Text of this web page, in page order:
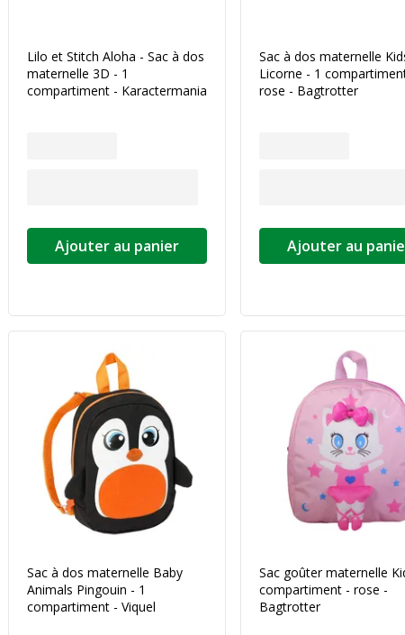
Lilo et Stitch Aloha - Sac à dos
maternelle 3D - 1
compartiment - Karactermania
Ajouter au panier
Sac à dos maternelle
Licorne - 1
rose - Bagtrotter
Ajouter au
Sac à dos maternelle Baby
Animals Pingouin - 1
compartiment - Viquel
Sac goûter maternelle
compartiment - rose -
Bagtrotter